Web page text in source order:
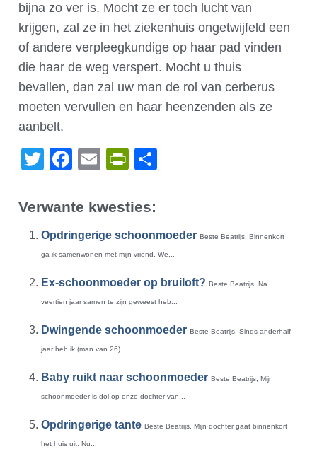
bijna zo ver is. Mocht ze er toch lucht van
krijgen, zal ze in het ziekenhuis ongetwijfeld een
of andere verpleegkundige op haar pad vinden
die haar de weg verspert. Mocht u thuis
bevallen, dan zal uw man de rol van cerberus
moeten vervullen en haar heenzenden als ze
aanbelt.
TwitterFacebook
EmailPrintFriendly
Verwante kwesties:
Opdringerige schoonmoeder Beste Beatrijs, Binnenkort
ga ik samenwonen met mijn vriend. We...
Ex-schoonmoeder op bruiloft? Beste Beatrijs, Na
veertien jaar samen te zijn geweest heb...
Dwingende schoonmoeder Beste Beatrijs, Sinds anderhalf
jaar heb ik (man van 26)...
Baby ruikt naar schoonmoeder Beste Beatrijs, Mijn
schoonmoeder is dol op onze dochter van...
Opdringerige tante Beste Beatrijs, Mijn dochter gaat binnenkort
het huis uit. Nu...